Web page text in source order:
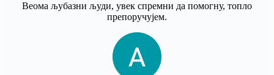
Веома љубазни људи, увек спремни да помогну, топло
препоручујем.